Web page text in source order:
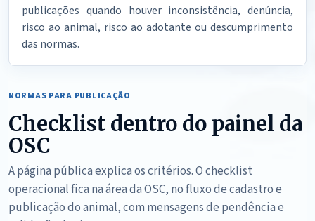
publicações quando houver inconsistência, denúncia,
risco ao animal, risco ao adotante ou descumprimento
das normas.
NORMAS PARA PUBLICAÇÃO
Checklist dentro do painel da
OSC
A página pública explica os critérios. O checklist
operacional fica na área da OSC, no fluxo de cadastro e
publicação do animal, com mensagens de pendência e